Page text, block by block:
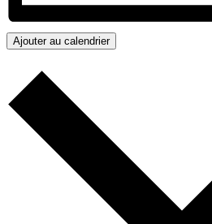
Ajouter au calendrier